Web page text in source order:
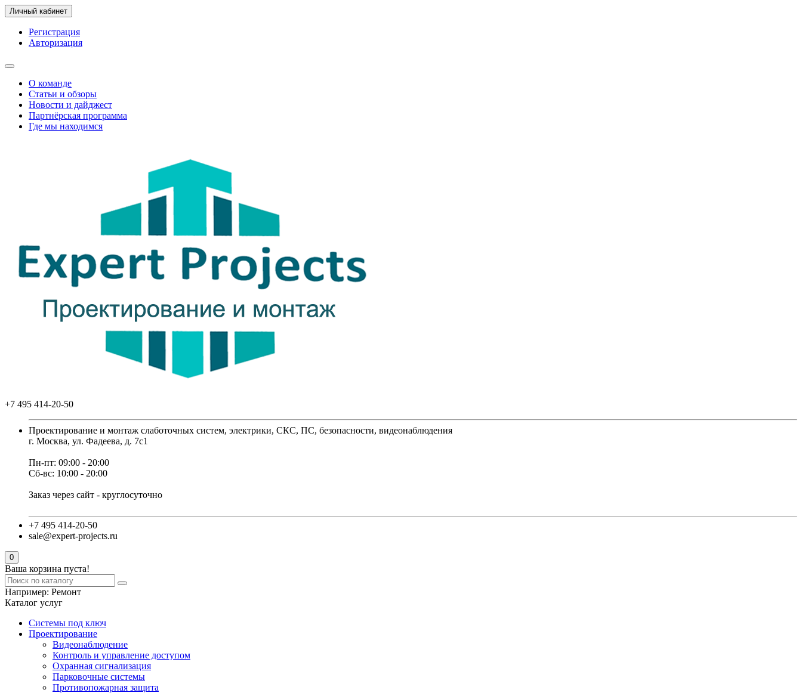
Личный кабинет
Регистрация
Авторизация
О команде
Статьи и обзоры
Новости и дайджест
Партнёрская программа
Где мы находимся
+7 495 414-20-50
Проектирование и монтаж слаботочных систем, электрики, СКС, ПС, безопасности, видеонаблюдения
г. Москва, ул. Фадеева, д. 7с1
Пн-пт: 09:00 - 20:00
Сб-вс: 10:00 - 20:00
Заказ через сайт - круглосуточно
+7 495 414-20-50
sale@expert-projects.ru
0
Ваша корзина пуста!
Например: Ремонт
Каталог услуг
Системы под ключ
Проектирование
Видеонаблюдение
Контроль и управление доступом
Охранная сигнализация
Парковочные системы
Противопожарная защита